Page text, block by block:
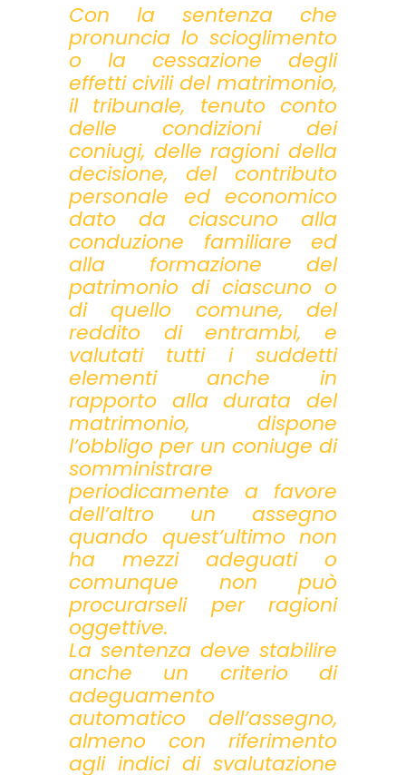
Con la sentenza che
pronuncia lo scioglimento
o la cessazione degli
effetti civili del matrimonio,
il tribunale, tenuto conto
delle condizioni dei
coniugi, delle ragioni della
decisione, del contributo
personale ed economico
dato da ciascuno alla
conduzione familiare ed
alla formazione del
patrimonio di ciascuno o
di quello comune, del
reddito di entrambi, e
valutati tutti i suddetti
elementi anche in
rapporto alla durata del
matrimonio, dispone
l’obbligo per un coniuge di
somministrare
periodicamente a favore
dell’altro un assegno
quando quest’ultimo non
ha mezzi adeguati o
comunque non può
procurarseli per ragioni
oggettive.
La sentenza deve stabilire
anche un criterio di
adeguamento
automatico dell’assegno,
almeno con riferimento
agli indici di svalutazione